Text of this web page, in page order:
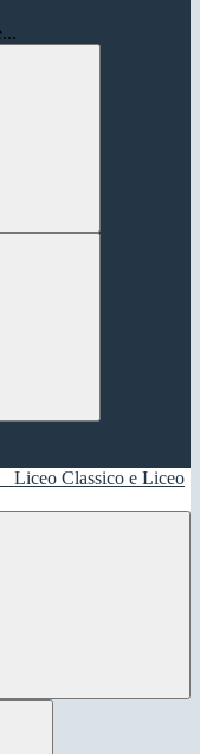
Liceo Classico e Liceo